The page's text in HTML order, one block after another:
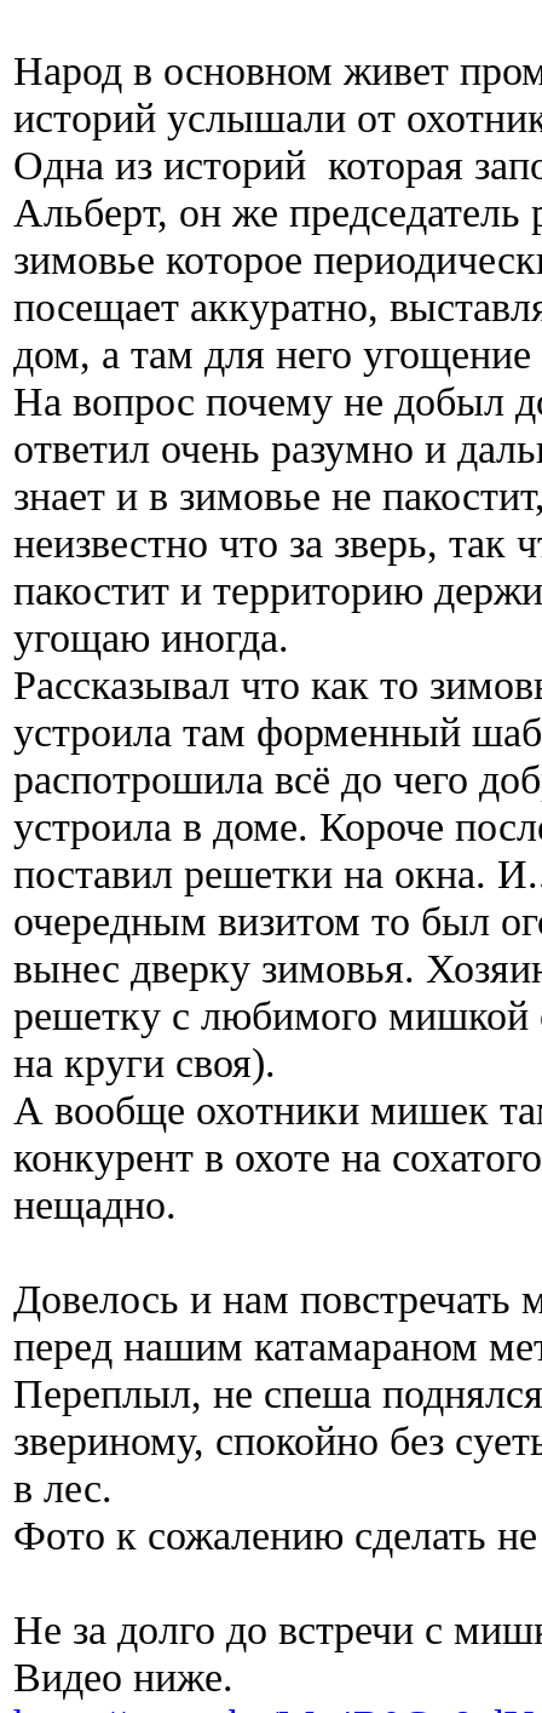
Народ в основном живет
историй услышали от
Одна из историй которая
Альберт, он же председатель
зимовье которое
посещает аккуратно,
дом, а там для него угощение
На вопрос почему не добыл
ответил очень разумно и
знает и в зимовье не
неизвестно что за зверь,
пакостит и территорию
угощаю иногда.
Рассказывал что как то
устроила там форменный
распотрошила всё до чего
устроила в доме. Короче
поставил решетки на окна.
очередным визитом то был
вынес дверку зимовья.
решетку с любимого мишкой
на круги своя).
А вообще охотники мишек
конкурент в охоте на
нещадно.
Довелось и нам
перед нашим катамараном
Переплыл, не спеша
звериному, спокойно без
в лес.
Фото к сожалению сделать
Не за долго до встречи с
Видео ниже.